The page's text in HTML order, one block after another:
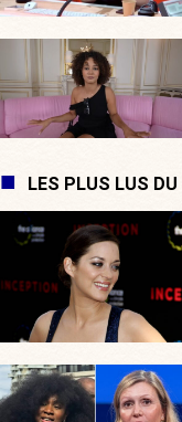
LES PLUS LUS